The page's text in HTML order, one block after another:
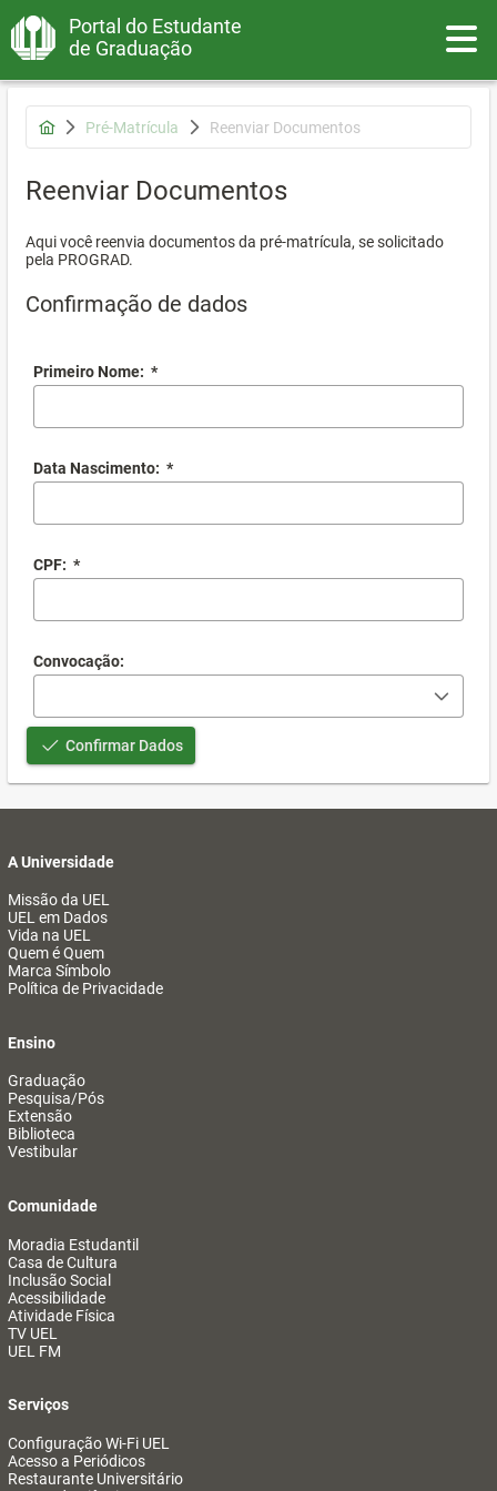
Portal do Estudante
de Graduação
Pré-Matrícula Reenviar Documentos
Reenviar Documentos
Aqui você reenvia documentos da pré-matrícula, se solicitado
pela PROGRAD.
Confirmação de dados
Primeiro Nome: *
Data Nascimento: *
CPF: *
Convocação:
Confirmar Dados
A Universidade
Missão da UEL
UEL em Dados
Vida na UEL
Quem é Quem
Marca Símbolo
Política de Privacidade
Ensino
Graduação
Pesquisa/Pós
Extensão
Biblioteca
Vestibular
Comunidade
Moradia Estudantil
Casa de Cultura
Inclusão Social
Acessibilidade
Atividade Física
TV UEL
UEL FM
Serviços
Configuração Wi-Fi UEL
Acesso a Periódicos
Restaurante Universitário